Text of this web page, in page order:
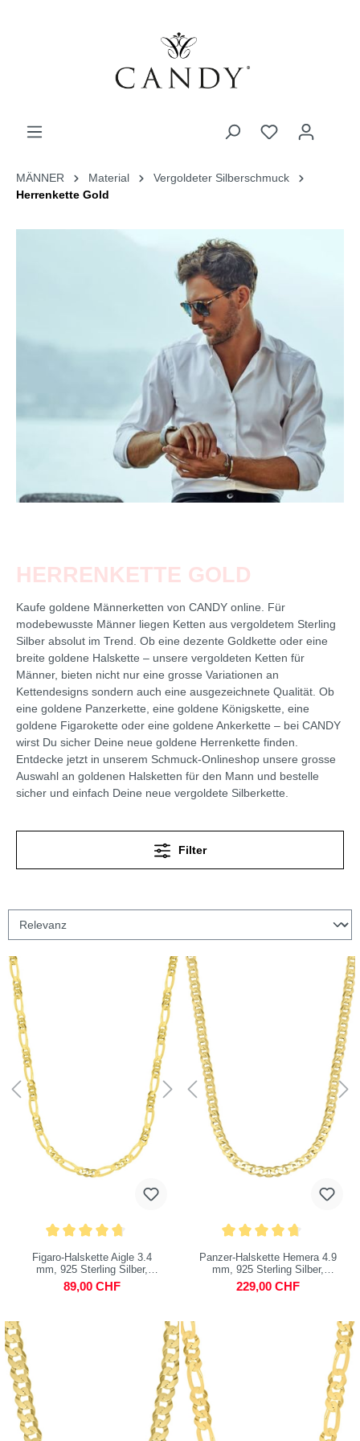
MÄNNER Material
Vergoldeter Silberschmuck
Herrenkette Gold
HERRENKETTE GOLD
Kaufe goldene Männerketten von CANDY online. Für
modebewusste Männer liegen Ketten aus vergoldetem Sterling
Silber absolut im Trend. Ob eine dezente Goldkette oder eine
breite goldene Halskette – unsere vergoldeten Ketten für
Männer, bieten nicht nur eine grosse Variationen an
Kettendesigns sondern auch eine ausgezeichnete Qualität. Ob
eine goldene Panzerkette, eine goldene Königskette, eine
goldene Figarokette oder eine goldene Ankerkette – bei CANDY
wirst Du sicher Deine neue goldene Herrenkette finden.
Entdecke jetzt in unserem Schmuck-Onlineshop unsere grosse
Auswahl an goldenen Halsketten für den Mann und bestelle
sicher und einfach Deine neue vergoldete Silberkette.
Filter
Figaro-Halskette Aigle 3.4
mm, 925 Sterling Silber,
vergoldet
89,00 CHF
Panzer-Halskette Hemera 4.9
mm, 925 Sterling Silber,
vergoldet
229,00 CHF